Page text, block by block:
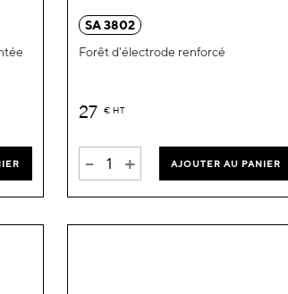
SA 3802
Forêt d'électrode renforcé
27 € HT
- + AJOUTER AU PANIER